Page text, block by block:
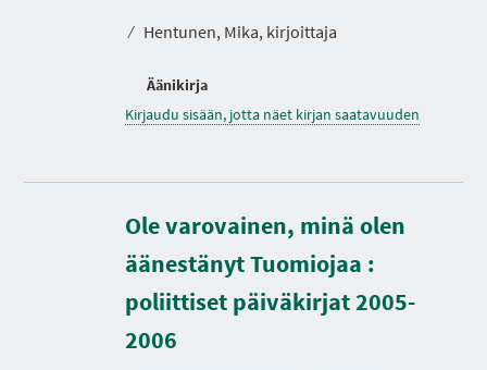
⁄ Hentunen, Mika, kirjoittaja
Äänikirja
Kirjaudu sisään, jotta näet kirjan saatavuuden
Ole varovainen, minä olen
äänestänyt Tuomiojaa :
poliittiset päiväkirjat 2005-
2006